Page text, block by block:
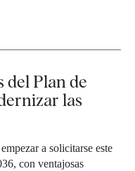
del Plan de
las
a solicitarse este
con ventajosas